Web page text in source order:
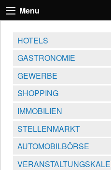
Menu
HOTELS
GASTRONOMIE
GEWERBE
SHOPPING
IMMOBILIEN
STELLENMARKT
AUTOMOBILBÖRSE